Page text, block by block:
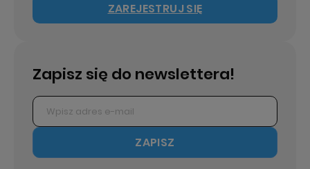
ZAREJESTRUJ SIĘ
Zapisz się do newslettera!
ZAPISZ